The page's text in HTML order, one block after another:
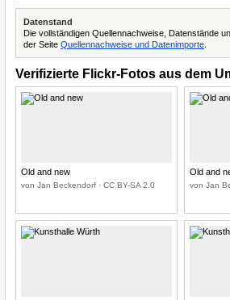
Datenstand
Die vollständigen Quellennachweise, Datenstände
der Seite Quellennachweise und Datenimporte
Verifizierte Flickr-Fotos aus dem
Old and new
von Jan Beckendorf · CC BY-SA 2.0
Old and
von Jan